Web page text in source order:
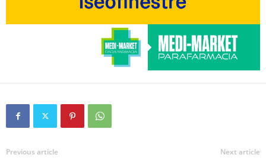
Previous article Next article